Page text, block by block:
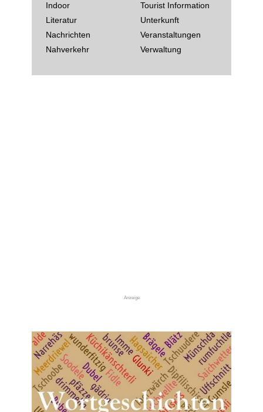
Indoor
Literatur
Nachrichten
Nahverkehr
Tourist Information
Unterkunft
Veranstaltungen
Verwaltung
Anzeige